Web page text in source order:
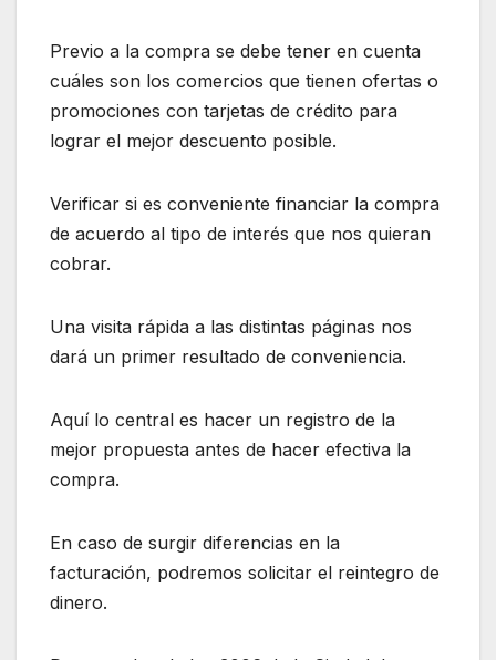
Previo a la compra se debe tener en cuenta
cuáles son los comercios que tienen ofertas o
promociones con tarjetas de crédito para
lograr el mejor descuento posible.
Verificar si es conveniente financiar la compra
de acuerdo al tipo de interés que nos quieran
cobrar.
Una visita rápida a las distintas páginas nos
dará un primer resultado de conveniencia.
Aquí lo central es hacer un registro de la
mejor propuesta antes de hacer efectiva la
compra.
En caso de surgir diferencias en la
facturación, podremos solicitar el reintegro de
dinero.